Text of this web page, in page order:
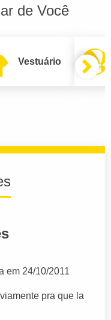
de Você
Vestuário
em 24/10/2011
pra que la